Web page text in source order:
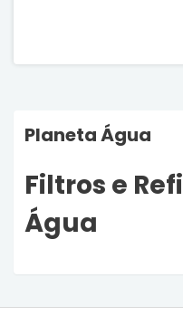
Planeta Água
Filtros e
Água